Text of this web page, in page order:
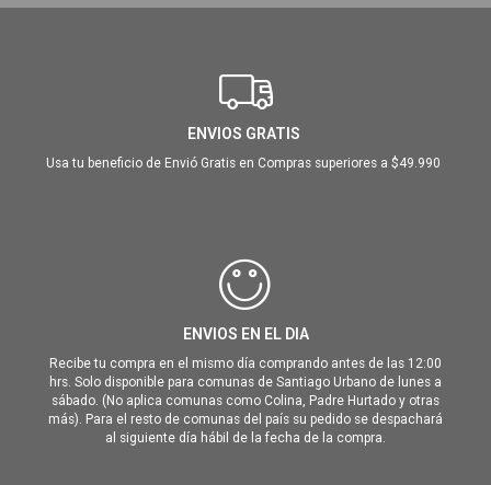
ENVIOS GRATIS
Usa tu beneficio de Envió Gratis en Compras superiores a $49.990
ENVIOS EN EL DIA
Recibe tu compra en el mismo día comprando antes de las 12:00
hrs. Solo disponible para comunas de Santiago Urbano de lunes a
sábado. (No aplica comunas como Colina, Padre Hurtado y otras
más). Para el resto de comunas del país su pedido se despachará
al siguiente día hábil de la fecha de la compra.